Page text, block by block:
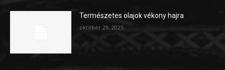
Természetes olajok vékony hajra
október 29, 2025